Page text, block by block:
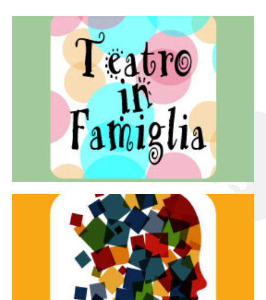
Teatro in famiglia
Teatro In Famiglia è una rassegna di teatro concepita
per far condividere e godere del teatro all’intera
famiglia.
Continua
Tracce Dinamiche è una rassegna di teatro
d’innovazione e sperimentale.
Continua